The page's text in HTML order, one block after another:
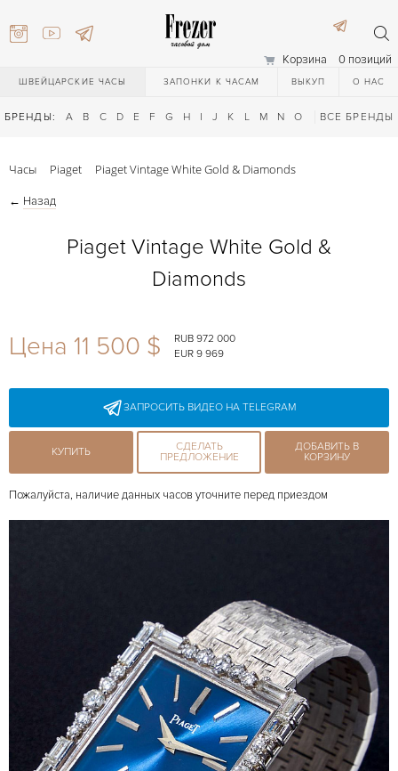
Корзина 0 позиций
ШВЕЙЦАРСКИЕ ЧАСЫ ЗАПОНКИ К ЧАСАМ ВЫКУП О НАС
БРЕНДЫ: A B C D E F G H I J K L M N O Q R S T
ВСЕ БРЕНДЫ
27-44
Часы Piaget Piaget Vintage White Gold & Diamonds
← Назад
Piaget Vintage White Gold &
Diamonds
Цена 11 500 $
RUB 972 000
EUR 9 969
ЗАПРОСИТЬ ВИДЕО НА TELEGRAM
КУПИТЬ
СДЕЛАТЬ
ПРЕДЛОЖЕНИЕ
ДОБАВИТЬ В
КОРЗИНУ
Пожалуйста, наличие данных часов уточните перед приездом